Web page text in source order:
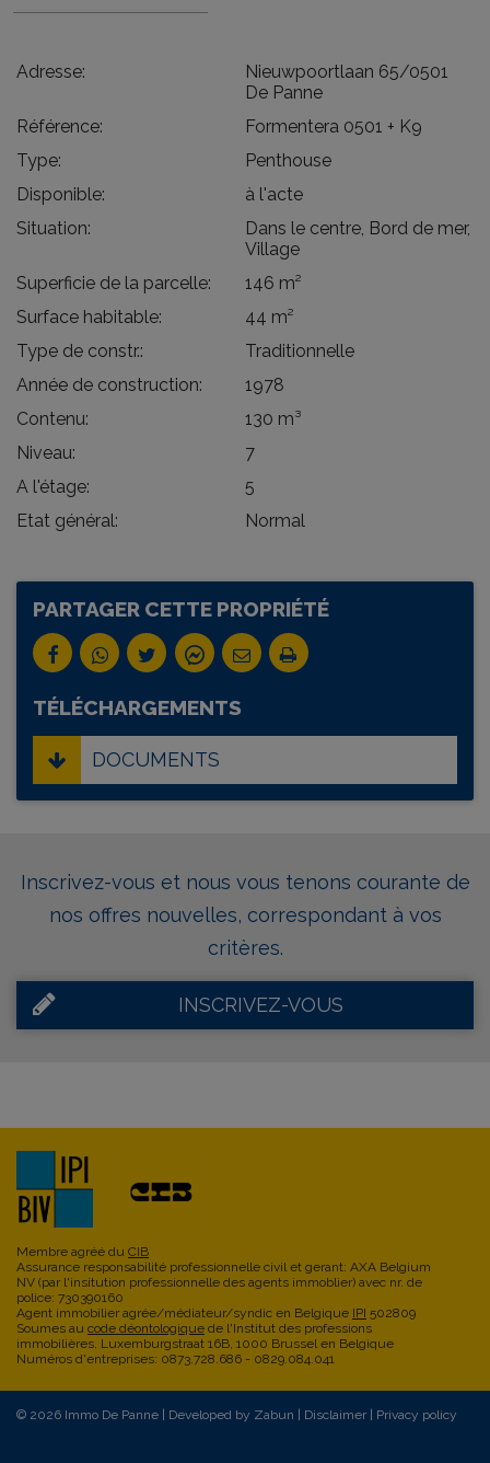
Adresse:
Nieuwpoortlaan 65/0501
De Panne
Référence:
Formentera 0501 + K9
Type:
Penthouse
Disponible:
à l'acte
Situation:
Dans le centre, Bord de mer,
Village
Superficie de la parcelle:
146 m²
Surface habitable:
44 m²
Type de constr.:
Traditionnelle
Année de construction:
1978
Contenu:
130 m³
Niveau:
7
A l'étage:
5
Etat général:
Normal
PARTAGER CETTE PROPRIÉTÉ
TÉLÉCHARGEMENTS
DOCUMENTS
Inscrivez-vous et nous vous tenons courante de
nos offres nouvelles, correspondant à vos
critères.
INSCRIVEZ-VOUS
Membre agréé du CIB
Assurance responsabilité professionnelle civil et gerant: AXA Belgium
NV (par l'insitution professionnelle des agents immoblier) avec nr. de
police: 730390160
Agent immobilier agrée/médiateur/syndic en Belgique IPI 502809
Soumes au code déontologique de l'Institut des professions
immobilières, Luxemburgstraat 16B, 1000 Brussel en Belgique
Numéros d'entreprises: 0873.728.686 - 0829.084.041
© 2026 Immo De Panne | Developed by Zabun Disclaimer Privacy policy